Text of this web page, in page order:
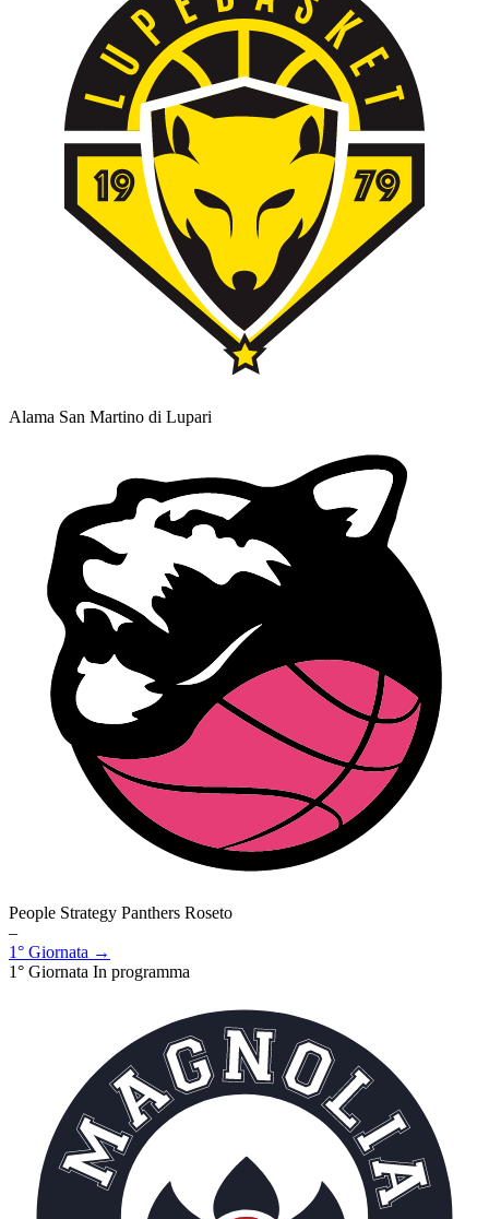
Alama San Martino di Lupari
People Strategy Panthers Roseto
–
1° Giornata →
1° Giornata In programma